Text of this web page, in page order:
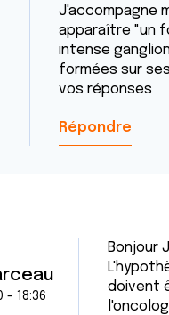
J'accompagne
apparaître "un
intense
formées sur
vos réponses
Répondre
- 18:36
Bonjour
doivent